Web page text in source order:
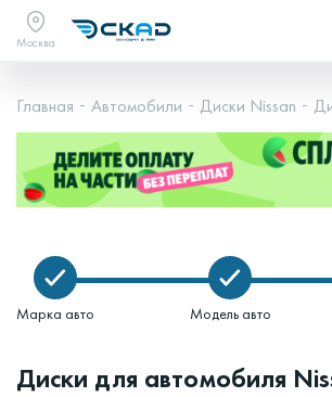
Москва
Главная Автомобили Диски Nissan
Марка авто Модель авто
Диски для автомобиля